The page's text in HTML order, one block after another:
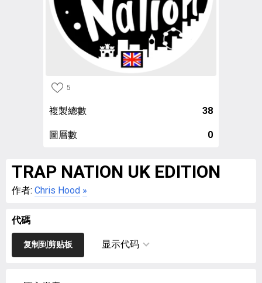
5
複製總數 38
圖層數 0
TRAP NATION UK EDITION
作者: Chris Hood »
代碼
复制到剪贴板 显示代码